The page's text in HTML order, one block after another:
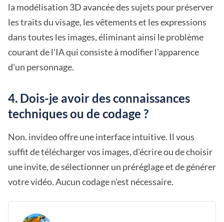
la modélisation 3D avancée des sujets pour préserver
les traits du visage, les vêtements et les expressions
dans toutes les images, éliminant ainsi le problème
courant de l'IA qui consiste à modifier l'apparence
d'un personnage.
4. Dois-je avoir des connaissances
techniques ou de codage ?
Non. invideo offre une interface intuitive. Il vous
suffit de télécharger vos images, d'écrire ou de choisir
une invite, de sélectionner un préréglage et de générer
votre vidéo. Aucun codage n'est nécessaire.